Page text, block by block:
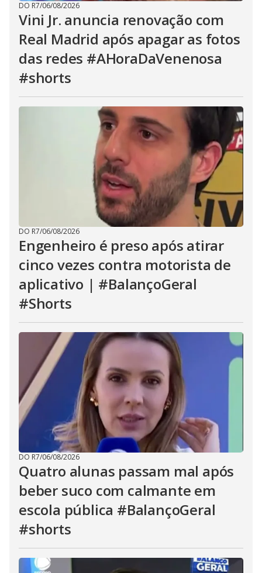
DO R7/06/08/2026
Vini Jr. anuncia renovação com
Real Madrid após apagar as fotos
das redes #AHoraDaVenenosa
#shorts
DO R7/06/08/2026
Engenheiro é preso após atirar
cinco vezes contra motorista de
aplicativo | #BalançoGeral
#Shorts
DO R7/06/08/2026
Quatro alunas passam mal após
beber suco com calmante em
escola pública #BalançoGeral
#shorts